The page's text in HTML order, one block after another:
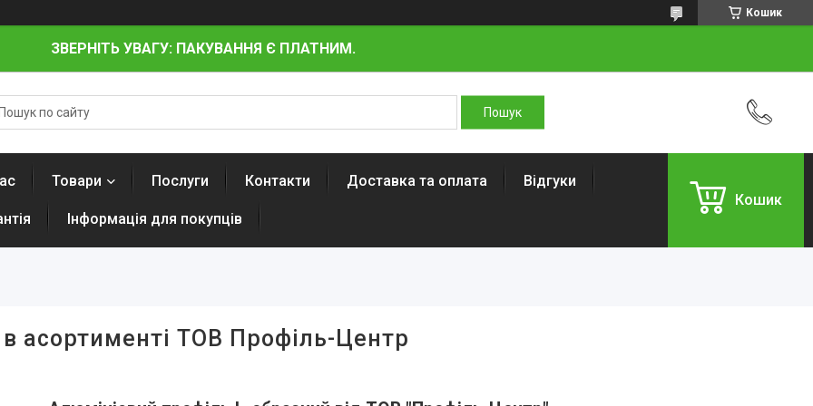
Кошик
ЗВЕРНІТЬ УВАГУ: ПАКУВАННЯ Є ПЛАТНИМ.
Товари Послуги Контакти Доставка та оплата Відгуки
Інформація для покупців
Кошик
асортименті ТОВ Профіль-Центр